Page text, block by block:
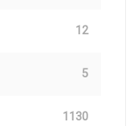
12
5
1130